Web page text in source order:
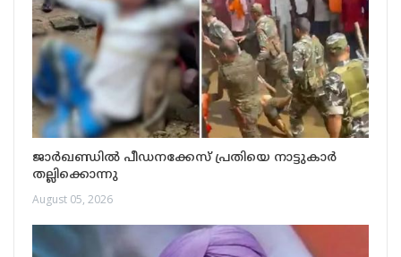
ജാർഖണ്ഡിൽ പീഡനക്കേസ് പ്രതിയെ നാട്ടുകാർ
തല്ലിക്കൊന്നു
August 05, 2026